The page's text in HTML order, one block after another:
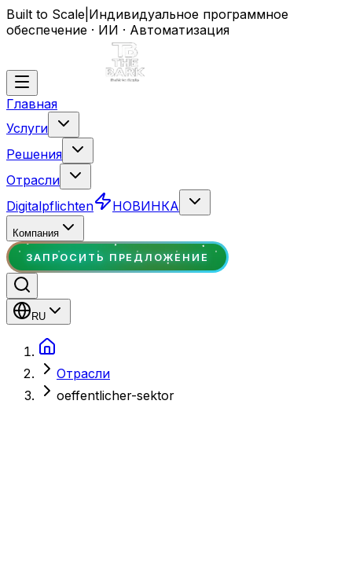
Built to Scale Индивидуальное программное
обеспечение · ИИ · Автоматизация
Главная
Услуги
Решения
Отрасли
Digitalpflichten
НОВИНКА
Компания
ЗАПРОСИТЬ ПРЕДЛОЖЕНИЕ
RU
Отрасли
oeffentlicher-sektor